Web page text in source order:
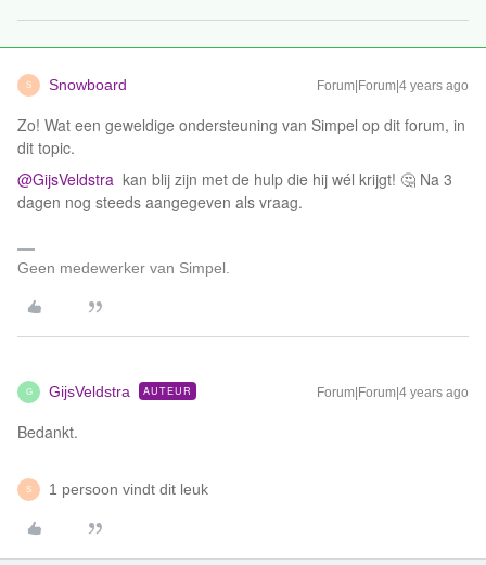
S Snowboard Forum|Forum|4 years ago
Zo! Wat een geweldige ondersteuning van Simpel op dit forum, in
dit topic.
@GijsVeldstra kan blij zijn met de hulp die hij wél krijgt! 🤔 Na 3
dagen nog steeds aangegeven als vraag.
Geen medewerker van Simpel.
G GijsVeldstra AUTEUR Forum|Forum|4 years ago
Bedankt.
S 1 persoon vindt dit leuk